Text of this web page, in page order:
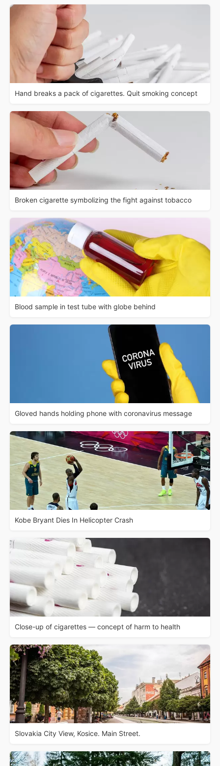
Hand breaks a pack of cigarettes. Quit smoking concept
Broken cigarette symbolizing the fight against tobacco
Blood sample in test tube with globe behind
Gloved hands holding phone with coronavirus message
Kobe Bryant Dies In Helicopter Crash
Close-up of cigarettes — concept of harm to health
Slovakia City View, Kosice. Main Street.